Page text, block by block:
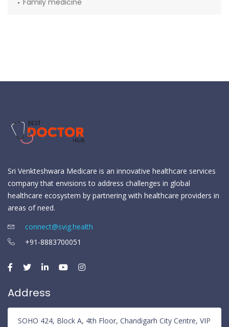
Family medicine
Sri Venkteshwara Medicare is an innovative healthcare services
company that envisions to address challenges in global
healthcare ecosystem by partnering with healthcare providers in
areas of need.
connect@svig.health
+91-8883700051
Address
SOHO 424, Block A, 4th Floor, Chandigarh City Centre, VIP